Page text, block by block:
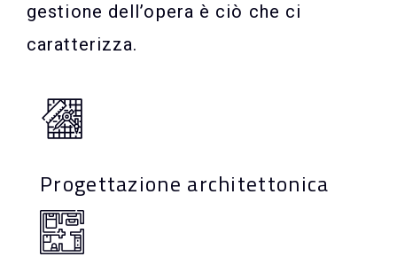
gestione dell’opera è ciò che ci
caratterizza.
Progettazione architettonica